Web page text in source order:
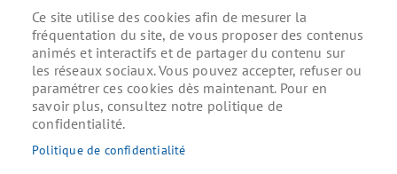
13h30 - 17h30
Samedi : 9h - 12h (permanence
état civil)
Inscrivez-vous à la lettre d'information municipale
pour ne rien manquer de l'actualité.
Ce site utilise des cookies afin de mesurer la
fréquentation du site, de vous proposer des contenus
animés et interactifs et de partager du contenu sur
les réseaux sociaux. Vous pouvez accepter, refuser ou
paramétrer ces cookies dès maintenant. Pour en
savoir plus, consultez notre politique de
confidentialité.
Politique de confidentialité